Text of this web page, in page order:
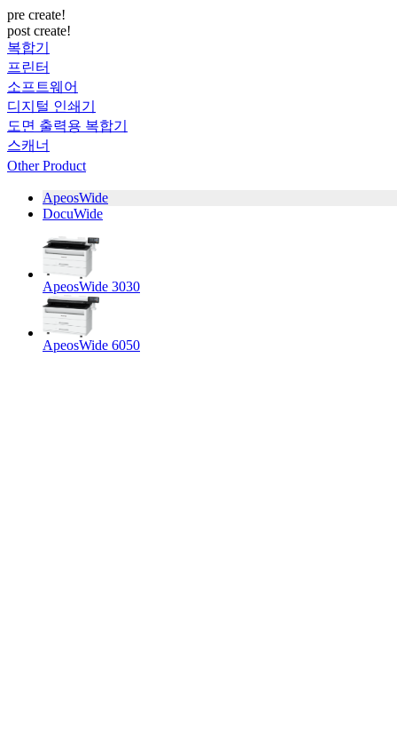
pre create!
post create!
복합기
프린터
소프트웨어
디지털 인쇄기
도면 출력용 복합기
스캐너
Other Product
ApeosWide
DocuWide
ApeosWide 3030
ApeosWide 6050